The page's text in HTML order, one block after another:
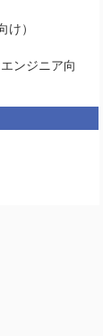
け）
ンジニア向